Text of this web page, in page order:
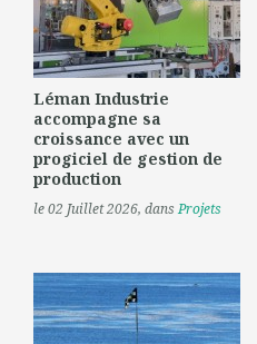
Léman Industrie
accompagne sa
croissance avec un
progiciel de gestion de
production
le 02 Juillet 2026, dansProjets